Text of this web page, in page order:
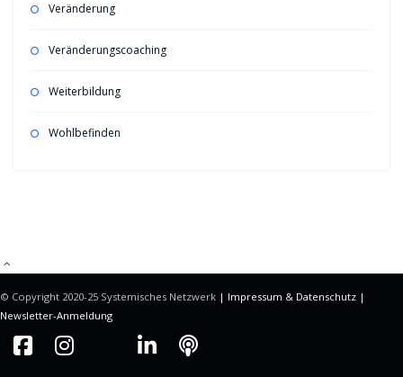
Veränderung
Veränderungscoaching
Weiterbildung
Wohlbefinden
© Copyright 2020-25 Systemisches Netzwerk | Impressum & Datenschutz |
Newsletter-Anmeldung